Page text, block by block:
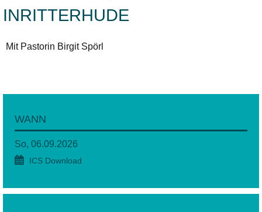
INRITTERHUDE
Mit Pastorin Birgit Spörl
WANN
So, 06.09.2026
ICS Download